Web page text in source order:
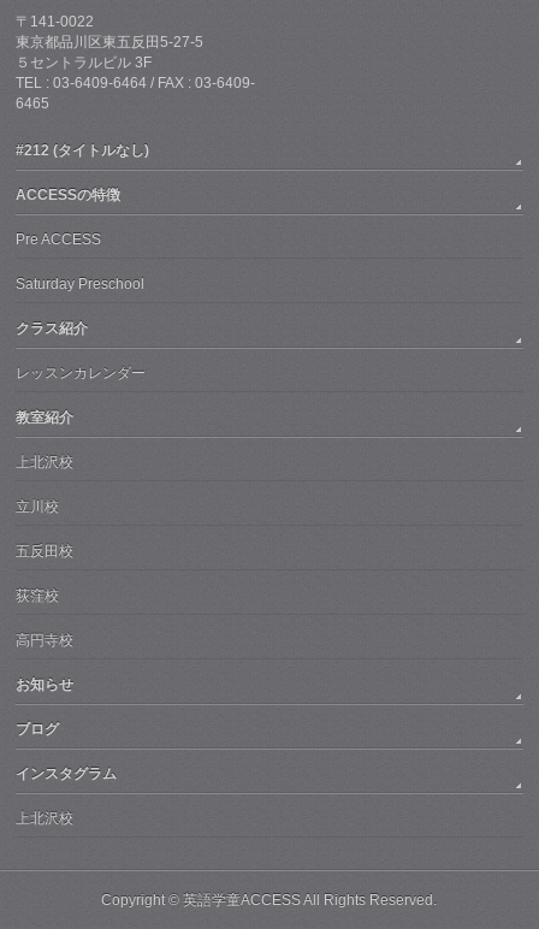
〒141-0022
東京都品川区東五反田5-27-5
５セントラルビル 3F
TEL : 03-6409-6464 / FAX : 03-6409-
6465
#212 (タイトルなし)
ACCESSの特徴
Pre ACCESS
Saturday Preschool
クラス紹介
レッスンカレンダー
教室紹介
上北沢校
立川校
五反田校
荻窪校
高円寺校
お知らせ
ブログ
インスタグラム
上北沢校
Copyright ©英語学童ACCESSAll Rights Reserved.